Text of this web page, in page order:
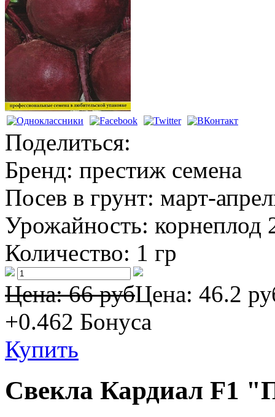
Поделиться:
Бренд: престиж семена
Посев в грунт: март-
Урожайность: корнеплод
Количество: 1 гр
Цена: 66 рубЦена: 46.2
+0.462 Бонуса
Купить
Свекла Кардиал F1